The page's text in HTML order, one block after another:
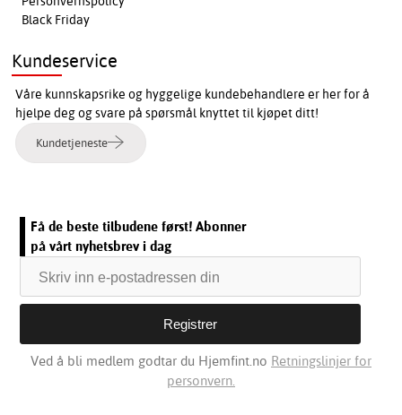
Black Friday
Kundeservice
Våre kunnskapsrike og hyggelige kundebehandlere er her for å
hjelpe deg og svare på spørsmål knyttet til kjøpet ditt!
Kundetjeneste
Få de beste tilbudene først! Abonner
på vårt nyhetsbrev i dag
Ved å bli medlem godtar du Hjemfint.no Retningslinjer for
personvern.